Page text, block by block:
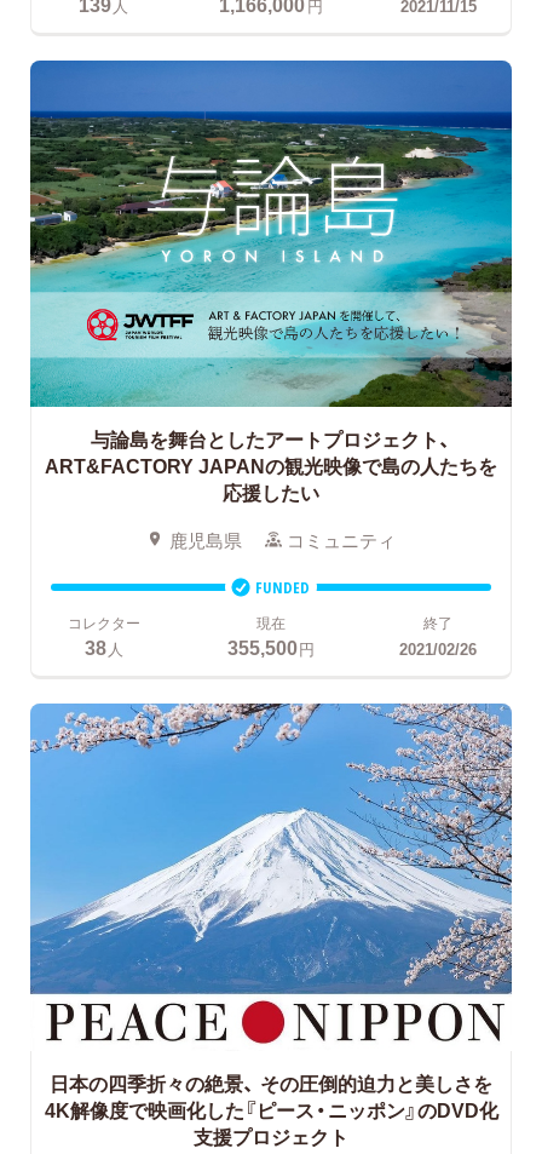
人 円 2021/11/15
与論島を舞台としたアートプロジェクト、
ART&FACTORY JAPANの観光映像で島の人たちを
応援したい
鹿児島県 コミュニティ
FUNDED
コレクター
38人
現在
355,500円
終了
2021/02/26
日本の四季折々の絶景、 その圧倒的迫力と美しさを
4K解像度で映画化した『ピース・ニッポン』のDVD化
支援プロジェクト